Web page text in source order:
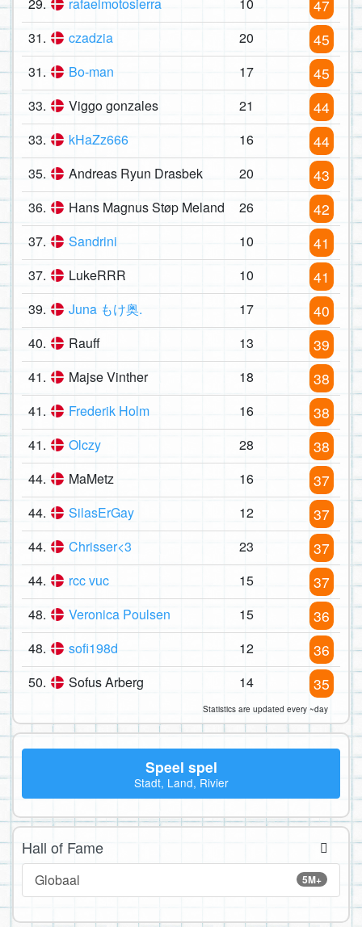
29. rafaelmotosierra 10 47
31. czadzia 20 45
31. Bo-man 17 45
33. Viggo gonzales 21 44
33. kHaZz666 16 44
35. Andreas Ryun Drasbek 20 43
36. Hans Magnus Støp Meland 26 42
37. Sandrini 10 41
37. LukeRRR 10 41
39. Juna もけ奥. 17 40
40. Rauff 13 39
41. Majse Vinther 18 38
41. Frederik Holm 16 38
41. Olczy 28 38
44. MaMetz 16 37
44. SilasErGay 12 37
44. Chrisser<3 23 37
44. rcc vuc 15 37
48. Veronica Poulsen 15 36
48. sofi198d 12 36
50. Sofus Arberg 14 35
Statistics are updated every ~day
Speel spel
Stadt, Land, Rivier
Hall of Fame
5M+
Globaal